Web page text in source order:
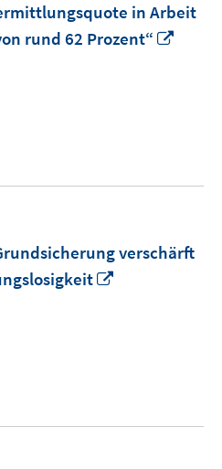
in Arbeit
rund 62 Prozent“
verschärft